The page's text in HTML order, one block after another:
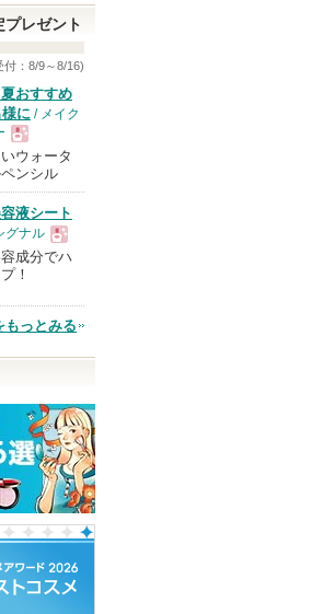
プレゼント
付：8/9～8/16)
夏おすすめ
に / メイク
現
品
ウォータ
ンシル
液シート
グナル
現
品
成分でハ
！
もっとみる